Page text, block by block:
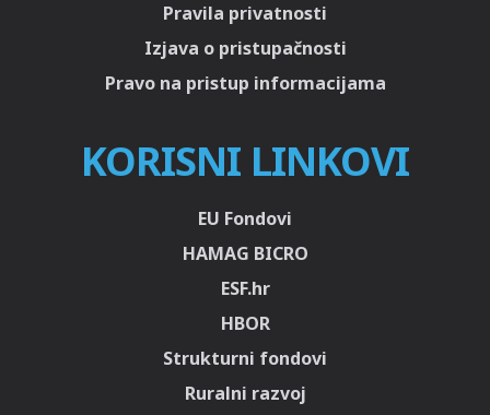
Pravila privatnosti
Izjava o pristupačnosti
Pravo na pristup informacijama
KORISNI LINKOVI
EU Fondovi
HAMAG BICRO
ESF.hr
HBOR
Strukturni fondovi
Ruralni razvoj